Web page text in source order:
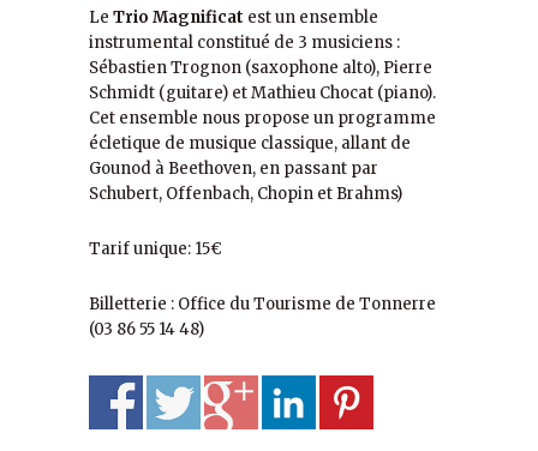
Le Trio Magnificat est un ensemble
instrumental constitué de 3 musiciens :
Sébastien Trognon (saxophone alto), Pierre
Schmidt (guitare) et Mathieu Chocat (piano).
Cet ensemble nous propose un programme
écletique de musique classique, allant de
Gounod à Beethoven, en passant par
Schubert, Offenbach, Chopin et Brahms)
Tarif unique: 15€
Billetterie : Office du Tourisme de Tonnerre
(03 86 55 14 48)